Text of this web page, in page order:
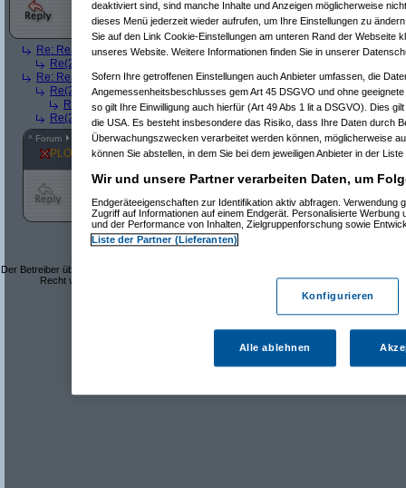
Re: Reagiert Amazon nicht mehr auf Mails ?(soulam 17.04.2026,
Re(2): Reagiert Amazon nicht mehr auf Mails ?
Re: Reagiert Amazon nicht mehr auf Mails ?(travelenthusiastam
Re(2): Reagiert Amazon nicht mehr auf Mails ? (TuxTuxam 01.06.2026,
Re(3): Reagiert Amazon nicht mehr auf Mails ?(Desolationrobam
Re(2): Reagiert Amazon nicht mehr auf Mails ?(Desolationrobam
^ Forum Händler in Deutschland & EU #8217976
PLONKED von Mr. 5
Der Betreiber übernimmt keine Verantwortung für den Inhalt der Beiträge und behält sich das
Recht vor, Beiträge mit rechtswidrigem oder anstößigem Inhalt zu löschen.
deaktiviert sind, sind manche Inhalte und Anzeigen möglicherweise
dieses Menü jederzeit wieder aufrufen, um Ihre Einstellungen zu
Sie auf den Link Cookie-Einstellungen am unteren Rand der Webseite
unseres Website. Weitere Informationen finden Sie in unserer
Sofern Ihre getroffenen Einstellungen auch Anbieter umfassen, die
Angemessenheitsbeschlusses gem Art 45 DSGVO und ohne
so gilt Ihre Einwilligung auch hierfür (Art 49 Abs 1 lit a DSGVO). Dies
die USA. Es besteht insbesondere das Risiko, dass Ihre Daten durch
Überwachungszwecken verarbeitet werden können, möglicherweise
können Sie abstellen, in dem Sie bei dem jeweiligen Anbieter in der
Wir und unsere Partner verarbeiten Daten, um
Endgeräteeigenschaften zur Identifikation aktiv abfragen. Verwendung
Zugriff auf Informationen auf einem Endgerät. Personalisierte Werbung
und der Performance von Inhalten, Zielgruppenforschung sowie
Liste der Partner (Lieferanten)
Konfigurieren
Alle ablehnen